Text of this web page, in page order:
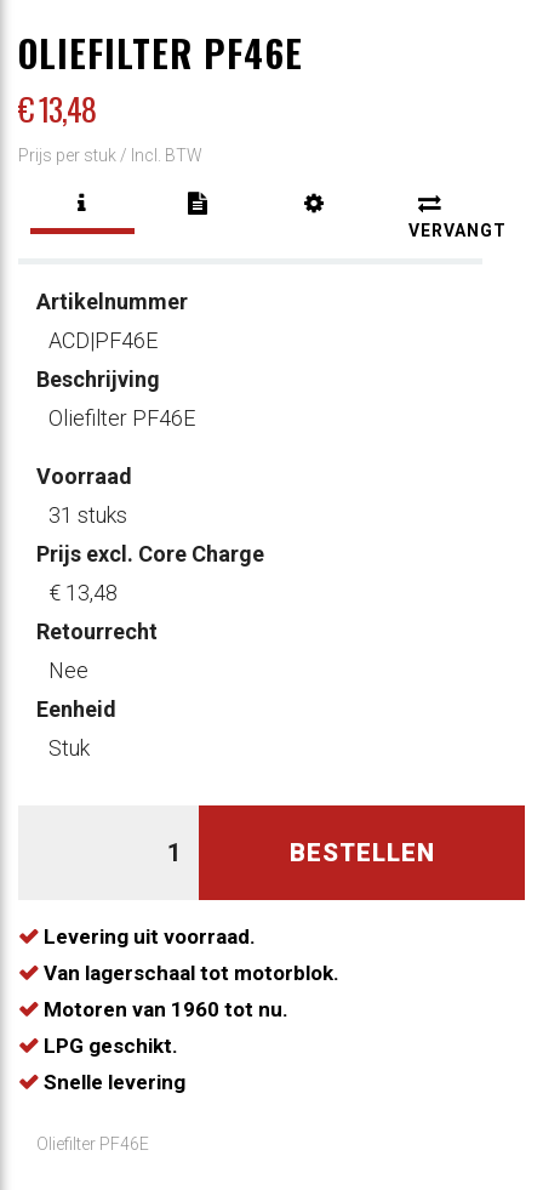
OLIEFILTER PF46E
€ 13,48
Prijs per stuk / Incl. BTW
VERVANGT
Artikelnummer
ACD|PF46E
Beschrijving
Oliefilter PF46E
Voorraad
31 stuks
Prijs excl. Core Charge
€ 13,48
Retourrecht
Nee
Eenheid
Stuk
BESTELLEN
Levering uit voorraad.
Van lagerschaal tot motorblok.
Motoren van 1960 tot nu.
LPG geschikt.
Snelle levering
Oliefilter PF46E